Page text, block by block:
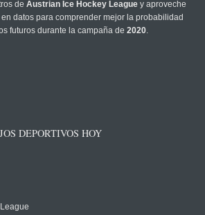
de Austrian Ice Hockey Leaguey aproveche
datos para comprender mejor la probabilidad
futuros durante la campaña de 2020.
DEPORTIVOS HOY